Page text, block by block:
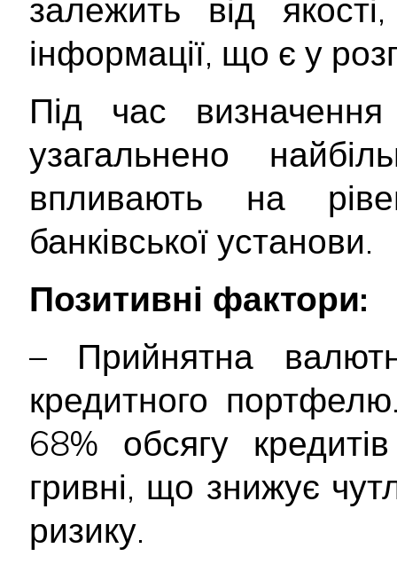
залежить від
інформації, що є у
Під час визначення
узагальнено
впливають на
банківської установи.
Позитивні фактори:
– Прийнятна
кредитного
68% обсягу
гривні, що знижує
ризику.